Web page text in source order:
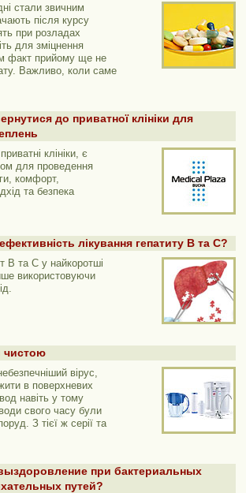
стали звичним
після курсу
при розладах
для зміцнення
факт прийому ще не
Важливо, коли саме
до приватної клініки для
клініки, є
для проведення
комфорт,
та безпека
лікування гепатиту В та С?
В та С у найкоротші
використовуючи
чистою
вірус,
в поверхневих
навіть у тому
свого часу були
З тієї ж серії та
при бактериальных
путей?